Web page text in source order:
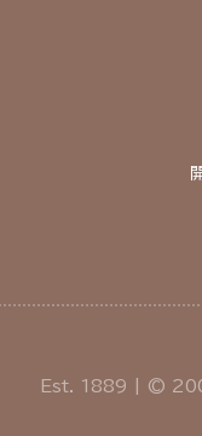
Est. 1889 | ©